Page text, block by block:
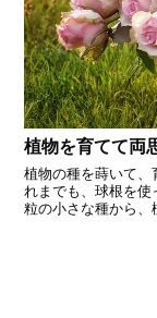
植物を育てて両
植物の種を蒔いて、
れまでも、球根を
粒の小さな種から、